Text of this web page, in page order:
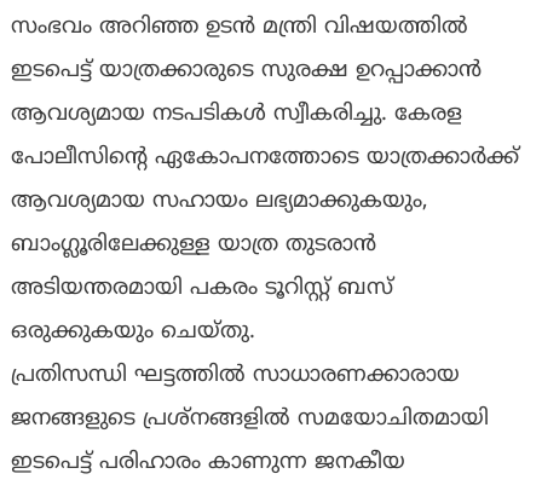
സംഭവം അറിഞ്ഞ ഉടൻ മന്ത്രി വിഷയത്തിൽ
ഇടപെട്ട് യാത്രക്കാരുടെ സുരക്ഷ ഉറപ്പാക്കാൻ
ആവശ്യമായ നടപടികൾ സ്വീകരിച്ചു. കേരള
പോലീസിന്റെ ഏകോപനത്തോടെ യാത്രക്കാർക്ക്
ആവശ്യമായ സഹായം ലഭ്യമാക്കുകയും,
ബാംഗ്ലൂരിലേക്കുള്ള യാത്ര തുടരാൻ
അടിയന്തരമായി പകരം ടൂറിസ്റ്റ് ബസ്
ഒരുക്കുകയും ചെയ്തു.
പ്രതിസന്ധി ഘട്ടത്തിൽ സാധാരണക്കാരായ
ജനങ്ങളുടെ പ്രശ്നങ്ങളിൽ സമയോചിതമായി
ഇടപെട്ട് പരിഹാരം കാണുന്ന ജനകീയ